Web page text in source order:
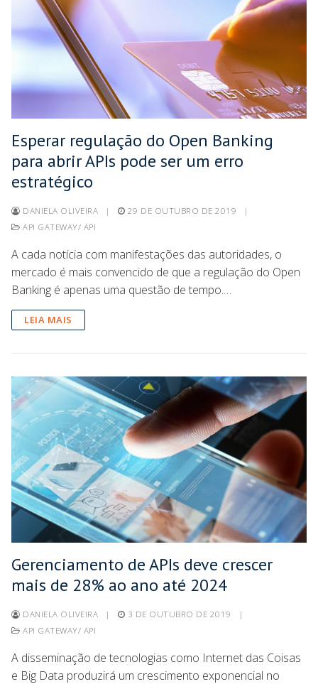
Esperar regulação do Open Banking
para abrir APIs pode ser um erro
estratégico
DANIELA OLIVEIRA | 29 DE OUTUBRO DE 2019
|
API GATEWAY/ API
A cada notícia com manifestações das autoridades, o
mercado é mais convencido de que a regulação do Open
Banking é apenas uma questão de tempo.…
LEIA MAIS
Gerenciamento de APIs deve crescer
mais de 28% ao ano até 2024
DANIELA OLIVEIRA | 3 DE OUTUBRO DE 2019
|
API GATEWAY/ API
A disseminação de tecnologias como Internet das Coisas
e Big Data produzirá um crescimento exponencial no